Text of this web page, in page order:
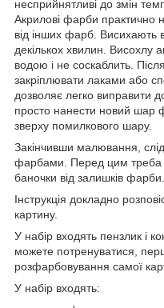
несприйнятливі до змін
Акрилові фарби практично
від інших фарб.
декількох хвилин. Висохлу
водою і не соскаблить.
закріплювати лаками або
дозволяє легко виправити
просто нанести новий шар
зверху помилкового шару.
Закінчивши малювання, слід
фарбами. Перед цим треба
баночки від залишків фарби.
Інструкція докладно
картину.
У набір входять пензлик і
можете потренуватися,
розфарбовування самої
У набір входять: